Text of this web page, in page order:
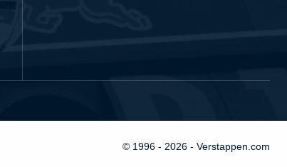
© 1996 - 2026 - Verstappen.com